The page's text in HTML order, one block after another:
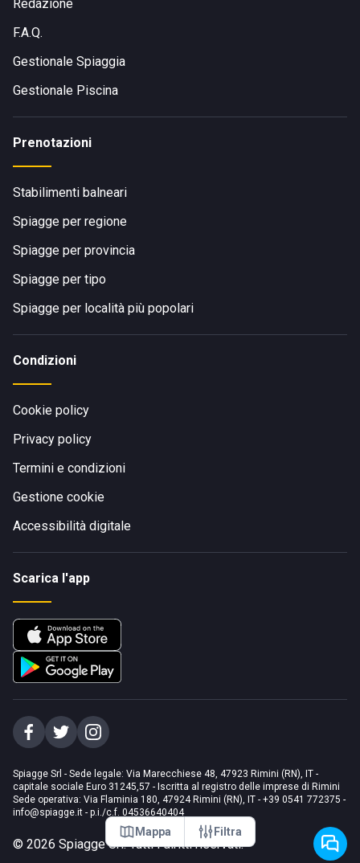
Mappa Filtra
Redazione
F.A.Q.
Gestionale Spiaggia
Gestionale Piscina
Prenotazioni
Stabilimenti balneari
Spiagge per regione
Spiagge per provincia
Spiagge per tipo
Spiagge per località più popolari
Condizioni
Cookie policy
Privacy policy
Termini e condizioni
Gestione cookie
Accessibilità digitale
Scarica l'app
Spiagge Srl - Sede legale: Via Marecchiese 48, 47923 Rimini (RN), IT -
capitale sociale Euro 31245,57 - Iscritta al registro delle imprese di Rimini
Sede operativa: Via Flaminia 180, 47924 Rimini (RN), IT - +39 0541 772375 -
info@spiagge.it - p.i./c.f. 04536640404
© 2026 Spiagge Srl. Tutti i diritti riservati.